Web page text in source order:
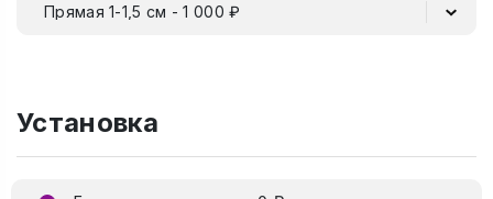
Прямая 1-1,5 см - 1 000 ₽
Установка